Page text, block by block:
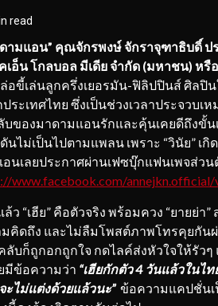
read
ามแอน” คุณจักรพงษ์ จักราจุฑาธิบดิ์ ป
เอ็น โกลบอล มีเดีย จำกัด (มหาชน) หรื
อขี้เล่นลูกครึ่งเยอรมัน-ฟิลิปปินส์ ศิลปิ
ะเทศไทย ซึ่งเป็นช่วงเวลาประจวบเ
ของมาดามแอนรักและคุ้นเคยดีถึงขั้น
ไม่เป็นไปตามแพลน เพราะ “วินัย” เ
เลยประกาศผ่านเฟซบุ๊กแฟนเพจส่วนตั
www.facebook.com/
“เฮีย” คือตัวจริง พร้อมควง “ยายย่า
คิดถึง และไม่ลืมโพสต์ภาพโทรคุยกันผ่
ลับก็ถูกอกถูกใจ กดไลค์ส่งหัวใจให้รั
มีข้อความว่า “เฮียกักตัว 4 วันแล้วในไ
ไม่แต่งด้วยแล้วนะ”ข้อความแคปชั่นเ